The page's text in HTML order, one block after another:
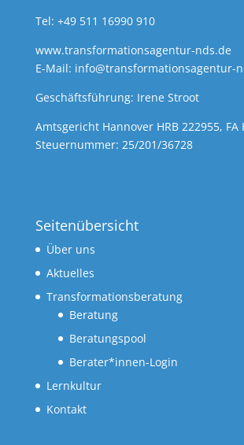
Tel: +49 511 16990 910
www.transformationsagentur-nds.de
E-Mail: info@transformationsagentur-
Geschäftsführung: Irene Stroot
Amtsgericht Hannover HRB 222955, FA
Steuernummer: 25/201/36728
Seitenübersicht
Über uns
Aktuelles
Transformationsberatung
Beratung
Beratungspool
Berater*innen-Login
Lernkultur
Kontakt